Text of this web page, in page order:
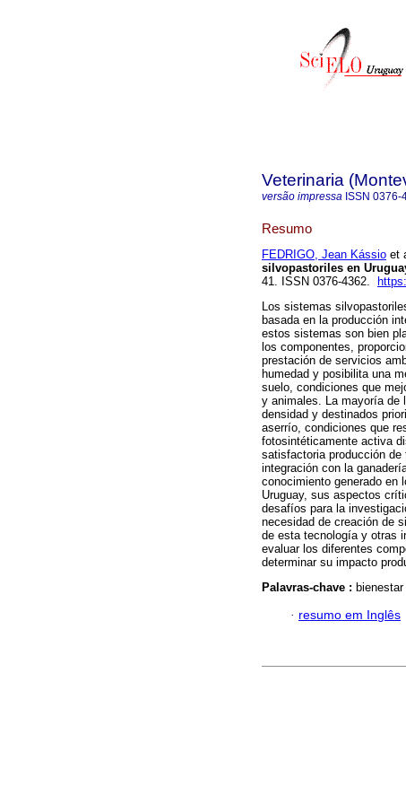
Veterinaria
versão impressa ISSN 0376-
Resumo
FEDRIGO, Jean Kássio et
silvopastoriles en
41. ISSN 0376-4362.
Los sistemas
basada en la producción
estos sistemas son bien
los componentes,
prestación de servicios
humedad y posibilita una
suelo, condiciones que
y animales. La mayoría de
densidad y destinados
aserrío, condiciones que
fotosintéticamente activa
satisfactoria producción
integración con la
conocimiento generado en
Uruguay, sus aspectos
desafíos para la
necesidad de creación de
de esta tecnología y otras
evaluar los diferentes
determinar su impacto
Palavras-chave :
· resumo em Inglês